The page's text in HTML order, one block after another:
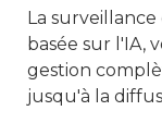
La surveillance
basée sur l'IA,
gestion
jusqu'à la